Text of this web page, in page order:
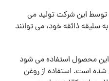
این شرکت تولید می
سلیقه ذائقه خود، می توانند
این محصول استفاده می شود
است. استفاده از روغن